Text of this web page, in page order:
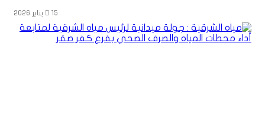
15 يناير 2026